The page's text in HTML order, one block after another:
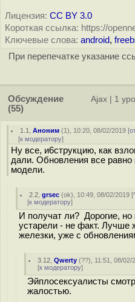
Лицензия: CC BY 3.0
Короткая ссылка: https://
Ключевые слова: android,
При перепечатке указание
Обсуждение
(55)
Ajax 1
1.1 ,Аноним (1), 10:20, 08/02/2019 [
[к модератору]
Ну все, и6струкцию, как
дали. Обновления все равно
модели.
2.2 ,grsec (ok), 10:49, 08/02/2019 [
[к модератору]
И получат ли? Дорогие, но
устарели - не факт. Лучше
железки, уже с
3.12 ,Qwerty (??), 11:51, 08/02/
[к модератору]
Эйплосексуалисты
жалостью.